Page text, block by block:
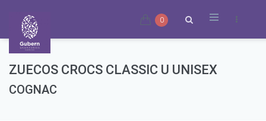
0
ZUECOS CROCS CLASSIC U UNISEX
COGNAC